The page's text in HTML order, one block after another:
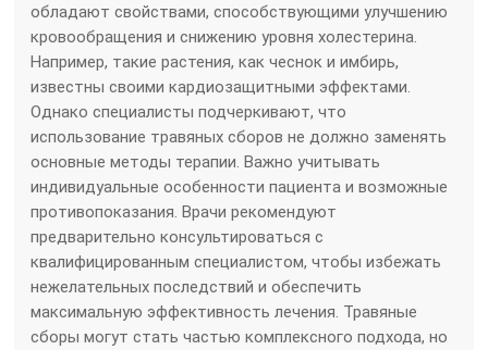
обладают свойствами, способствующими улучшению
кровообращения и снижению уровня холестерина.
Например, такие растения, как чеснок и имбирь,
известны своими кардиозащитными эффектами.
Однако специалисты подчеркивают, что
использование травяных сборов не должно заменять
основные методы терапии. Важно учитывать
индивидуальные особенности пациента и возможные
противопоказания. Врачи рекомендуют
предварительно консультироваться с
квалифицированным специалистом, чтобы избежать
нежелательных последствий и обеспечить
максимальную эффективность лечения. Травяные
сборы могут стать частью комплексного подхода, но